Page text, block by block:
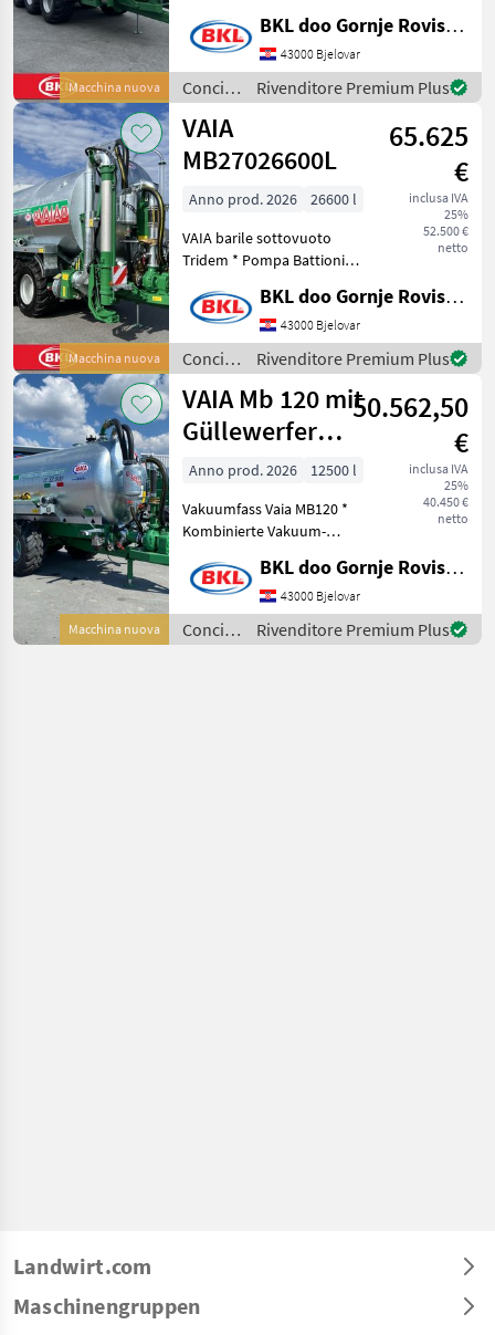
Macchina nuova
raffreddamento ad aria e
presa d'aria, filtro sulla
pompa, 1000 giri/min * Aria
comp
BKL doo Gornje Rovisce Kroatien
43000 Bjelovar
Concimazione
e
irrigazione
/ VAIA
Rivenditore Premium Plus
Macchina nuova
VAIA
MB27026600L
65.625
€
inclusa IVA
25%
52.500 €
netto
Anno prod. 2026
26600 l
VAIA barile sottovuoto
Tridem * Pompa Battioni
sistema di raffreddamento
con ingresso aria, 540o/min
* Aria compressa a 2 circuiti
con dist
BKL doo Gornje Rovisce Kroatien
43000 Bjelovar
Concimazione
e
irrigazione
/ VAIA
Rivenditore Premium Plus
Macchina nuova
VAIA Mb 120 mit
Güllewerfer
Vakuumfass
50.562,50
€
inclusa IVA
25%
40.450 €
netto
Anno prod. 2026
12500 l
Vakuumfass Vaia MB120 *
Kombinierte Vakuum-
aus Ballast 13500 L mit
Luftkühlung und Garda
Kreiselpumpe * 3 Zoll
Güllewerfer aus Stahl hy
BKL doo Gornje Rovisce Kroatien
43000 Bjelovar
Concimazione
e
Rivenditore Premium Plus
Landwirt.com
Maschinengruppen